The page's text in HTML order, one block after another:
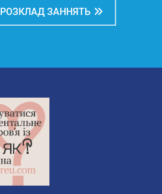
РОЗКЛАД ЗАННЯТЬ